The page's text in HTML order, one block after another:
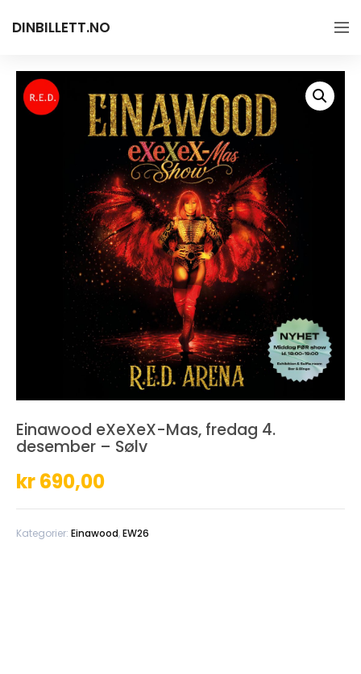
DINBILLETT.NO
Einawood eXeXeX-Mas, fredag 4.
desember – Sølv
kr690,00
Kategorier: Einawood,EW26